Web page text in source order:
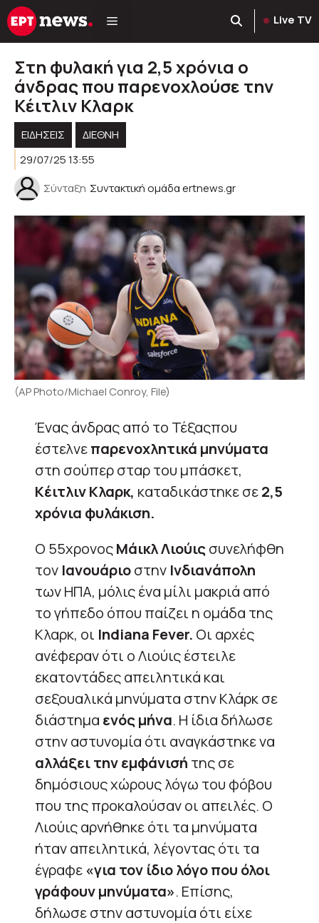
Μετάβαση
σε
Live TV
Στη φυλακή για 2,5 χρόνια ο
άνδρας που παρενοχλούσε την
Κέιτλιν Κλαρκ
ΕΙΔΗΣΕΙΣ
ΔΙΕΘΝΗ
29/07/25 13:55
Σύνταξη Συντακτική ομάδα ertnews.gr
(AP Photo/Michael Conroy, File)
Ένας άνδρας από το Τέξαςπου
έστελνεπαρενοχλητικά μηνύματα
στη σούπερ σταρ του μπάσκετ,
Κέιτλιν Κλαρκ, καταδικάστηκε σε2,5
χρόνια φυλάκιση.
Ο 55χρονοςΜάικλ Λιούιςσυνελήφθη
τον Ιανουάριοστην Ινδιανάπολη
των ΗΠΑ, μόλις ένα μίλι μακριά από
το γήπεδο όπου παίζει η ομάδα της
Κλαρκ, οι Indiana Fever. Οι αρχές
ανέφεραν ότι ο Λιούις έστειλε
εκατοντάδες απειλητικά και
σεξουαλικά μηνύματα στην Κλάρκ σε
διάστημα ενός μήνα. Η ίδια δήλωσε
στην αστυνομία ότι αναγκάστηκε να
αλλάξει την εμφάνισή της σε
δημόσιους χώρους λόγω του φόβου
που της προκαλούσαν οι απειλές. Ο
Λιούις αρνήθηκε ότι τα μηνύματα
ήταν απειλητικά, λέγοντας ότι τα
έγραφε«για τον ίδιο λόγο που όλοι
γράφουν μηνύματα». Επίσης,
δήλωσε στην αστυνομία ότι είχε